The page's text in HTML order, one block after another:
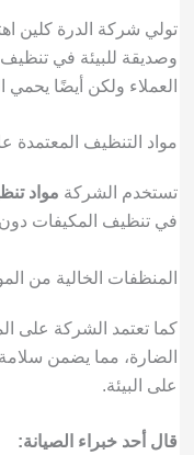
تولي شركة الدرة كلين
وصديقة للبيئة في
العملاء ولكن أيضًا يحمي
مواد التنظيف المعتمدة
تستخدم الشركة مواد
في تنظيف المكيفات
المنظفات الخالية من
كما تعتمد الشركة على
الضارة، مما يضمن سلامة
على البيئة.
قال أحد خبراء الصيانة: